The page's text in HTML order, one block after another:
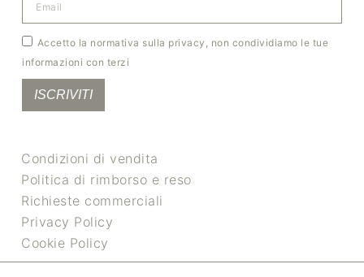
Accetto la normativa sulla privacy, non condividiamo le tue
informazioni con terzi
ISCRIVITI
Condizioni di vendita
Politica di rimborso e reso
Richieste commerciali
Privacy Policy
Cookie Policy